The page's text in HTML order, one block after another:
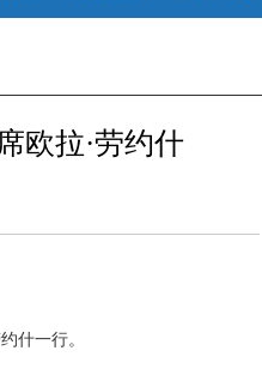
欧拉·劳约什
什一行。